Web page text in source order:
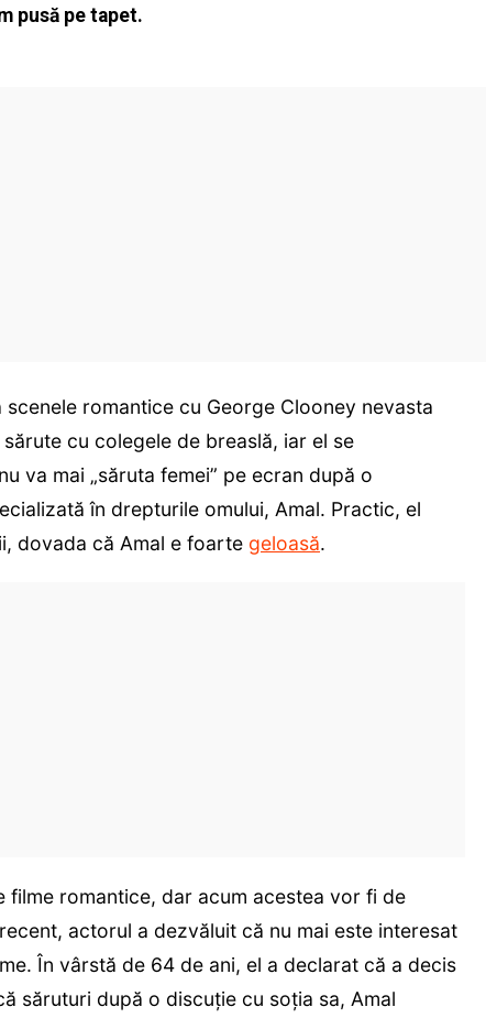
pusă pe tapet.
romantice cu George Clooney nevasta
cu colegele de breaslă, iar el se
va mai „săruta femei” pe ecran după o
în drepturile omului, Amal. Practic, el
dovada că Amal e foarte geloasă.
filme romantice, dar acum acestea vor fi de
actorul a dezvăluit că nu mai este interesat
În vârstă de 64 de ani, el a declarat că a decis
săruturi după o discuție cu soția sa, Amal